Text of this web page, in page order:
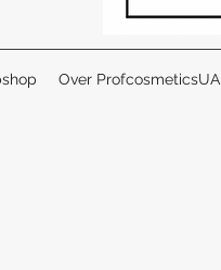
Over ProfcosmeticsUA